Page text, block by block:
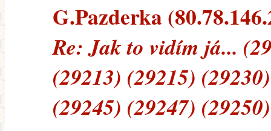
G.Pazderka
Re: Jak to vidím já...
(29213) (29215)
(29245) (29247) (29250)